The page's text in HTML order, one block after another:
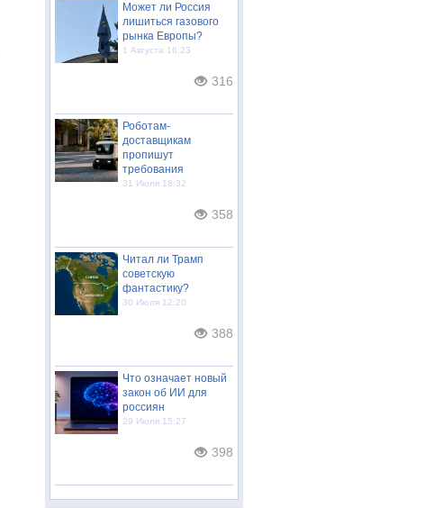
Может ли Россия
лишиться газового
рынка Европы?
1 Августа 16:23
316
Роботам-
доставщикам
пропишут
требования
31 Июля 18:32
358
Читал ли Трамп
советскую
фантастику?
30 Июля 12:20
388
Что означает новый
закон об ИИ для
россиян
29 Июля 15:27
398